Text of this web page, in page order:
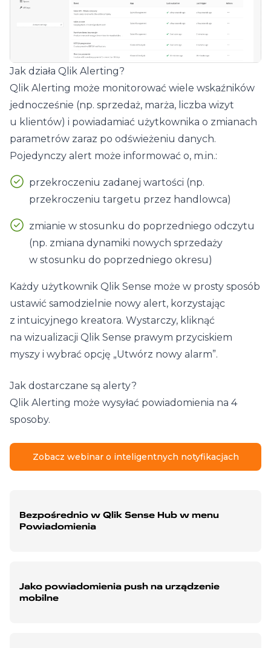
Jak działa Qlik Alerting?
Qlik Alerting może monitorować wiele wskaźników
jednocześnie (np. sprzedaż, marża, liczba wizyt
u klientów) i powiadamiać użytkownika o zmianach
parametrów zaraz po odświeżeniu danych.
Pojedynczy alert może informować o, m.in.:
przekroczeniu zadanej wartości (np.
przekroczeniu targetu przez handlowca)
zmianie w stosunku do poprzedniego odczytu
(np. zmiana dynamiki nowych sprzedaży
w stosunku do poprzedniego okresu)
Każdy użytkownik Qlik Sense może w prosty sposób
ustawić samodzielnie nowy alert, korzystając
z intuicyjnego kreatora. Wystarczy, kliknąć
na wizualizacji Qlik Sense prawym przyciskiem
myszy i wybrać opcję „Utwórz nowy alarm”.
Jak dostarczane są alerty?
Qlik Alerting może wysyłać powiadomienia na 4
sposoby.
Zobacz webinar o inteligentnych notyfikacjach
Bezpośrednio w Qlik Sense Hub w menu
Powiadomienia
Jako powiadomienia push na urządzenie
mobilne